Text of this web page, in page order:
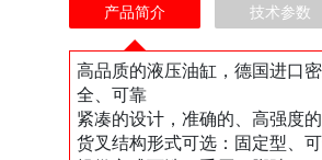
产品简介 技术参数
高品质的液压油缸，德国进口
全、可靠
紧凑的设计，准确的、高强度
货叉结构形式可选：固定型、